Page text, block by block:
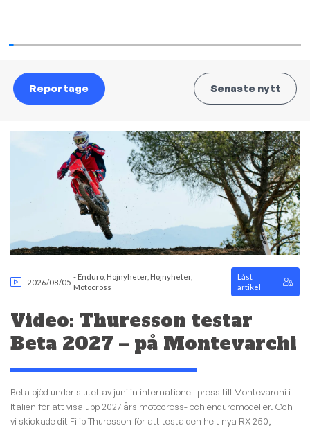
Reportage Senaste nytt
2026/08/05
- Enduro Hojnyheter, Hojnyheter,
Motocross
Låst
artikel
Video: Thuresson testar
Beta 2027 – på Montevarchi
Beta bjöd under slutet av juni in internationell press till Montevarchi i
Italien för att visa upp 2027 års motocross- och enduromodeller. Och
vi skickade dit Filip Thuresson för att testa den helt nya RX 250,